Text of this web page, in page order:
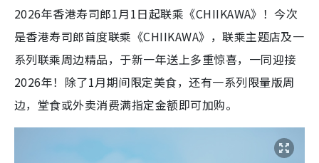
2026年香港寿司郎1月1日起联乘《CHIIKAWA》！今次
是香港寿司郎首度联乘《CHIIKAWA》，联乘主题店及一
系列联乘周边精品，于新一年送上多重惊喜，一同迎接
2026年！除了1月期间限定美食，还有一系列限量版周
边，堂食或外卖消费满指定金额即可加购。